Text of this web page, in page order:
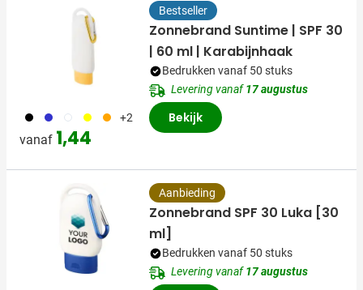
001 023 002 006 007 +2
vanaf 1,44
Bestseller
Zonnebrand Suntime | SPF 30
| 60 ml | Karabijnhaak
Bedrukken vanaf 50 stuks
Levering vanaf17 augustus
Bekijk
Aanbieding
Zonnebrand SPF 30 Luka [30
ml]
Bedrukken vanaf 50 stuks
Levering vanaf17 augustus